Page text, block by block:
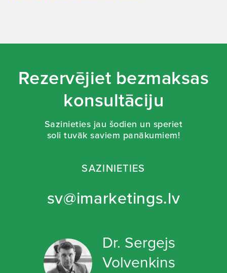
Rezervējiet bezmaksas
konsultāciju
Sazinieties jau šodien un speriet
soli tuvāk saviem panākumiem!
SAZINIETIES
sv@imarketings.lv
Dr. Sergejs
Volvenkins